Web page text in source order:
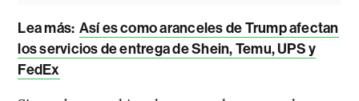
Lea más: Así es como aranceles de Trump afectan
los servicios de entrega de Shein, Temu, UPS y
FedEx